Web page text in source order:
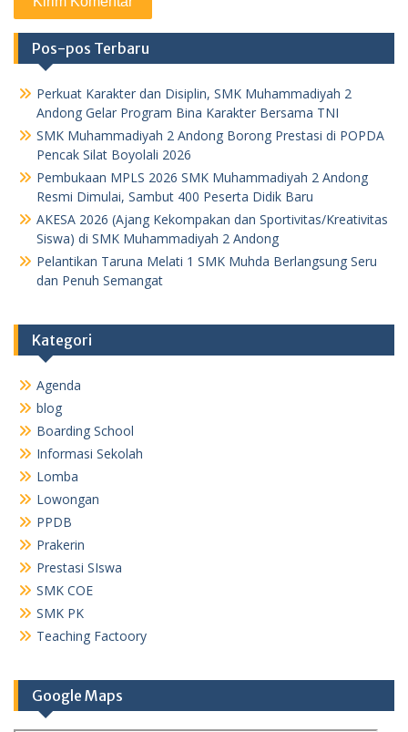
Pos-pos Terbaru
Perkuat Karakter dan Disiplin, SMK Muhammadiyah 2
Andong Gelar Program Bina Karakter Bersama TNI
SMK Muhammadiyah 2 Andong Borong Prestasi di POPDA
Pencak Silat Boyolali 2026
Pembukaan MPLS 2026 SMK Muhammadiyah 2 Andong
Resmi Dimulai, Sambut 400 Peserta Didik Baru
AKESA 2026 (Ajang Kekompakan dan Sportivitas/Kreativitas
Siswa) di SMK Muhammadiyah 2 Andong
Pelantikan Taruna Melati 1 SMK Muhda Berlangsung Seru
dan Penuh Semangat
Kategori
Agenda
blog
Boarding School
Informasi Sekolah
Lomba
Lowongan
PPDB
Prakerin
Prestasi SIswa
SMK COE
SMK PK
Teaching Factoory
Google Maps